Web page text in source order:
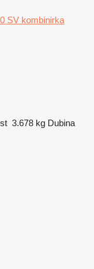
SV kombinirka
3.678 kg Dubina